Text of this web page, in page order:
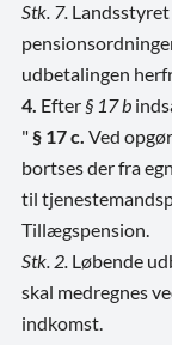
Stk. 7.
udbetalingen
4. Efter § 17 b
"§ 17 c. Ved
bortses der fra
til
Tillægspension.
Stk. 2. Løbende
skal medregnes
indkomst.